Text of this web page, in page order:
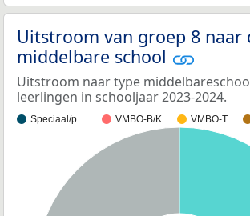
Uitstroom van groep 8 naar
middelbare school
Uitstroom naar type
leerlingen in schooljaar 2023-2024.
Speciaal/p… VMBO-B/K VMBO-T